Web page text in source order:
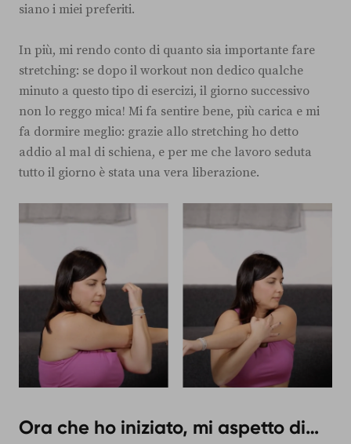
siano i miei preferiti.
In più, mi rendo conto di quanto sia importante fare
stretching: se dopo il workout non dedico qualche
minuto a questo tipo di esercizi, il giorno successivo
non lo reggo mica! Mi fa sentire bene, più carica e mi
fa dormire meglio: grazie allo stretching ho detto
addio al mal di schiena, e per me che lavoro seduta
tutto il giorno è stata una vera liberazione.
Ora che ho iniziato, mi aspetto di…